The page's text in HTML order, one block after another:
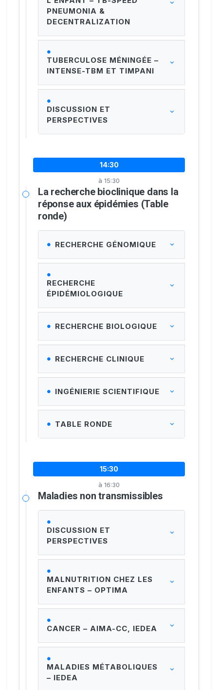
PNEUMONIA &
DECENTRALIZATION
TUBERCULOSE MÉNINGÉE –
INTENSE-TBM ET TIMPANI
DISCUSSION ET
PERSPECTIVES
14:30
à 15:30
La recherche bioclinique dans la
réponse aux épidémies (Table
ronde)
RECHERCHE GÉNOMIQUE
RECHERCHE
ÉPIDÉMIOLOGIQUE
RECHERCHE BIOLOGIQUE
RECHERCHE CLINIQUE
INGÉNIERIE SCIENTIFIQUE
TABLE RONDE
15:30
à 16:30
Maladies non transmissibles
DISCUSSION ET
PERSPECTIVES
MALNUTRITION CHEZ LES
ENFANTS – OPTIMA
CANCER – AIMA-CC, IEDEA
MALADIES MÉTABOLIQUES
– IEDEA